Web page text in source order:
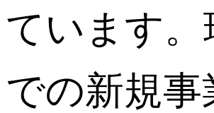
ています
での新規